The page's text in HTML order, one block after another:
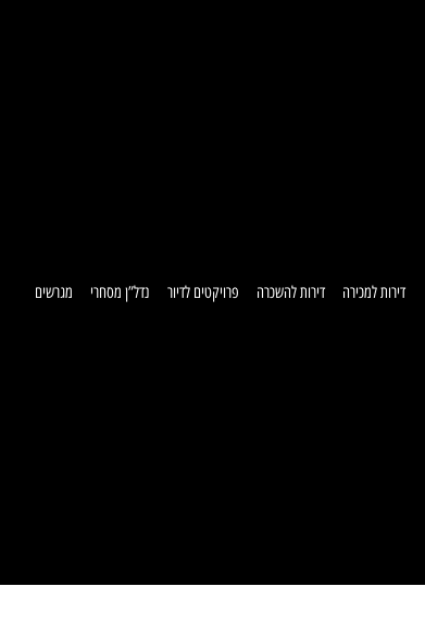
דירות למכירה דירות להשכרה פרויקטים לדיור נדל”ן מסחרי מגרשים